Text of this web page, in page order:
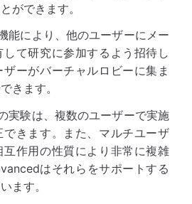
ができます。
能により、他のユーザーにメー
て研究に参加するよう招待し
ーがバーチャルロビーに集ま
きます。
実験は、複数のユーザーで実施
できます。また、マルチユーザ
互作用の性質により非常に複雑
はそれらをサポートする
ます。